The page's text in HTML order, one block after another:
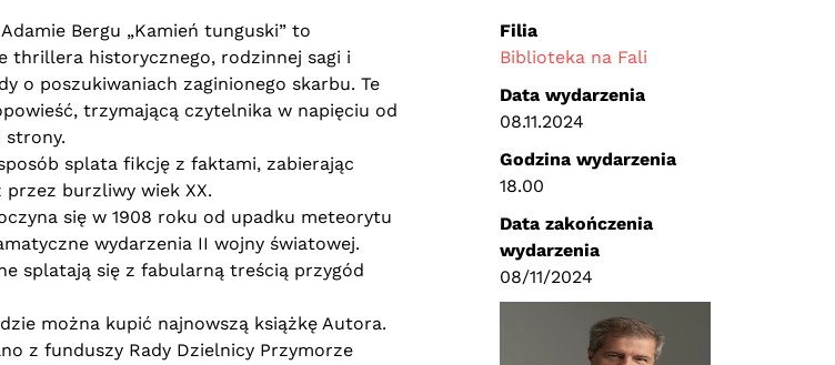
Bergu „Kamień tunguski” to
thrillera historycznego, rodzinnej sagi i
o poszukiwaniach zaginionego skarbu. Te
trzymającą czytelnika w napięciu od
strony.
splata fikcję z faktami, zabierając
burzliwy wiek XX.
się w 1908 roku od upadku meteorytu
wydarzenia II wojny światowej.
splatają się z fabularną treścią przygód
można kupić najnowszą książkę Autora.
z funduszy Rady Dzielnicy Przymorze
Filia
Biblioteka na Fali
Data wydarzenia
08.11.2024
Godzina wydarzenia
18.00
Data zakończenia
wydarzenia
08/11/2024